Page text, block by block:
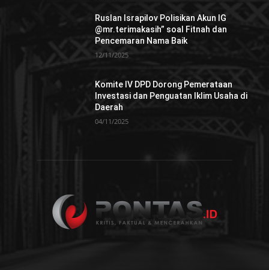
Ruslan Israpilov Polisikan Akun IG
@mr.terimakasih” soal Fitnah dan
Pencemaran Nama Baik
12/11/2025
Komite IV DPD Dorong Pemerataan
Investasi dan Penguatan Iklim Usaha di
Daerah
04/11/2025